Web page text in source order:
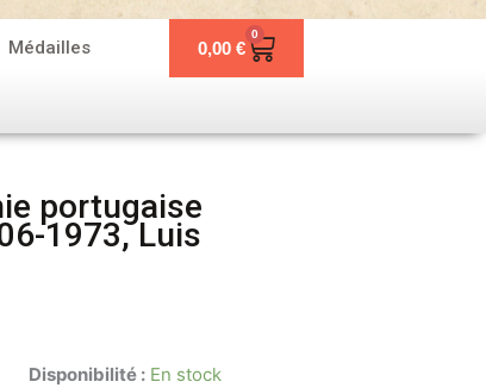
Médailles 0,00 €
0
Panier
portugaise
1973, Luis
Disponibilité : En stock